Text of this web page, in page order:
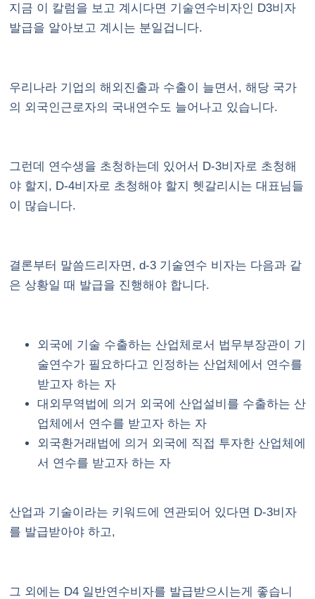
지금 이 칼럼을 보고 계시다면 기술연수비자인 D3비자
발급을 알아보고 계시는 분일겁니다.
우리나라 기업의 해외진출과 수출이 늘면서, 해당 국가
의 외국인근로자의 국내연수도 늘어나고 있습니다.
그런데 연수생을 초청하는데 있어서 D-3비자로 초청해
야 할지, D-4비자로 초청해야 할지 헷갈리시는 대표님들
이 많습니다.
결론부터 말씀드리자면, d-3 기술연수 비자는 다음과 같
은 상황일 때 발급을 진행해야 합니다.
외국에 기술 수출하는 산업체로서 법무부장관이 기
술연수가 필요하다고 인정하는 산업체에서 연수를
받고자 하는 자
대외무역법에 의거 외국에 산업설비를 수출하는 산
업체에서 연수를 받고자 하는 자
외국환거래법에 의거 외국에 직접 투자한 산업체에
서 연수를 받고자 하는 자
산업과 기술이라는 키워드에 연관되어 있다면 D-3비자
를 발급받아야 하고,
그 외에는 D4 일반연수비자를 발급받으시는게 좋습니